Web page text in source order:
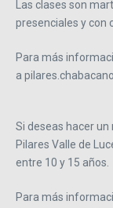
Las clases son
presenciales y con
Para más
a
Si deseas hacer
Pilares Valle de
entre 10 y 15 años.
Para más